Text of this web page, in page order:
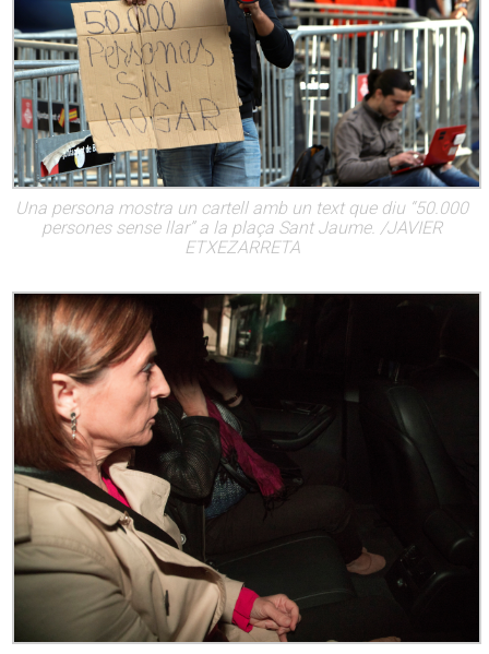
Una persona mostra un cartell amb un text que diu “50.000
persones sense llar” a la plaça Sant Jaume. /JAVIER
ETXEZARRETA